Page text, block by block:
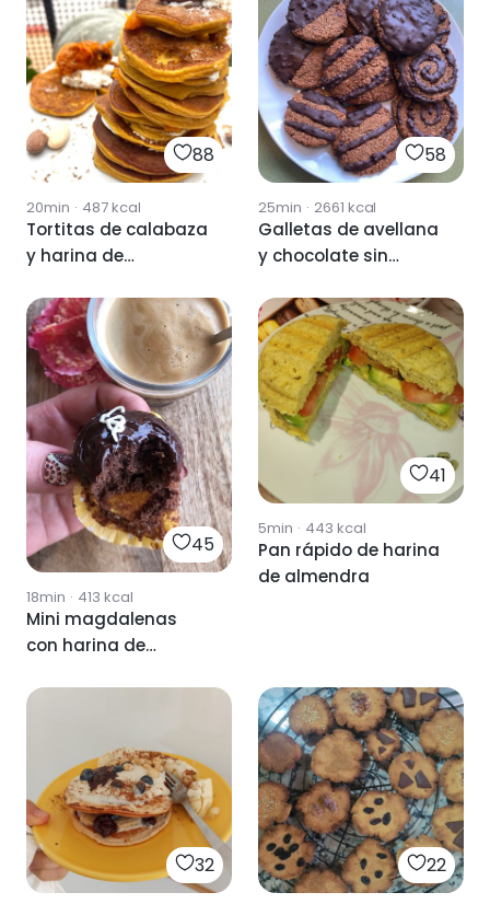
88
20min · 487kcal
Tortitas de calabaza
y harina de
58
25min · 2661 kcal
Galletas de avellana
y chocolate sin
mantequilla
45
18min · 413 kcal
Mini magdalenas
con harina de
41
5min · 443 kcal
Pan rápido de harina
de almendra
32 22